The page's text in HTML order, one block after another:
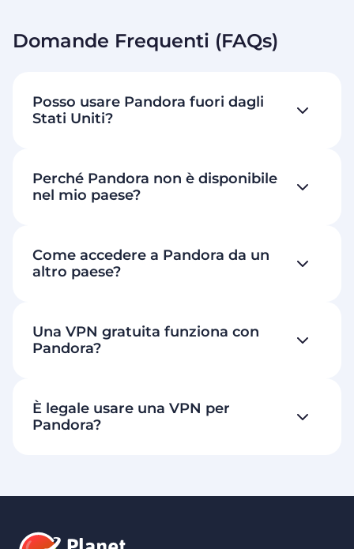
Domande Frequenti (FAQs)
Posso usare Pandora fuori dagli
Stati Uniti?
Perché Pandora non è disponibile
nel mio paese?
Come accedere a Pandora da un
altro paese?
Una VPN gratuita funziona con
Pandora?
È legale usare una VPN per
Pandora?